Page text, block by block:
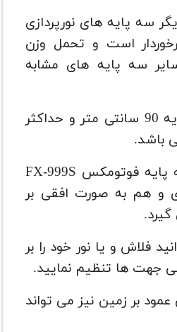
سه پایه های نورپردازی
است و تحمل وزن
سه پایه های مشابه
حداقل ارتفاع سه پایه 90 سانتی متر و حداکثر
سری دو طرفه ی سه پایه فوتومکس FX-999S
و هم به صورت افقی بر
فلاش و یا نور خود را بر
جهت ها تنظیم نمایید.
بر زمین نیز می تواند